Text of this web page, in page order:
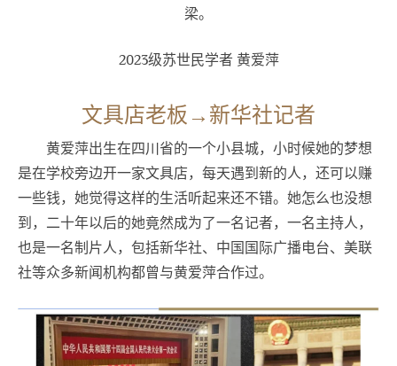
梁。
2023级苏世民学者 黄爱萍
文具店老板→新华社记者
黄爱萍出生在四川省的一个小县城，小时候她的梦想
是在学校旁边开一家文具店，每天遇到新的人，还可以赚
一些钱，她觉得这样的生活听起来还不错。她怎么也没想
到，二十年以后的她竟然成为了一名记者，一名主持人，
也是一名制片人，包括新华社、中国国际广播电台、美联
社等众多新闻机构都曾与黄爱萍合作过。